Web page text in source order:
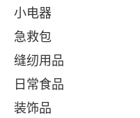
小电器
急救包
缝纫用品
日常食品
装饰品